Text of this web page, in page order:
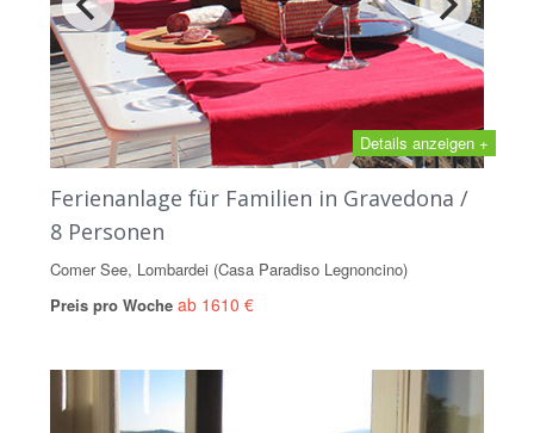
Details anzeigen +
Ferienanlage für Familien in Gravedona /
8 Personen
Comer See, Lombardei (Casa Paradiso Legnoncino)
Preis pro Woche ab 1610 €